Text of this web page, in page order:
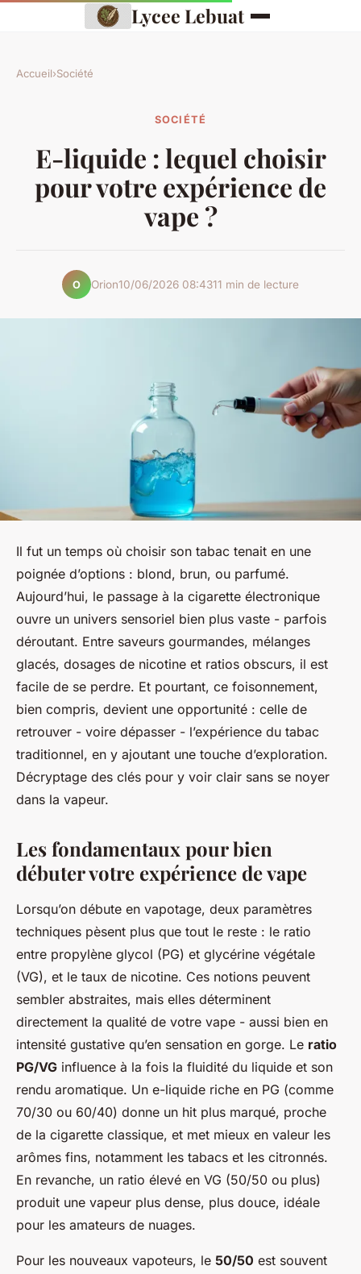
Lycee Lebuat
Accueil›Société
SOCIÉTÉ
E-liquide : lequel choisir
pour votre expérience de
vape ?
O Orion10/06/2026 08:4311 min de lecture
Il fut un temps où choisir son tabac tenait en une
poignée d’options : blond, brun, ou parfumé.
Aujourd’hui, le passage à la cigarette électronique
ouvre un univers sensoriel bien plus vaste - parfois
déroutant. Entre saveurs gourmandes, mélanges
glacés, dosages de nicotine et ratios obscurs, il est
facile de se perdre. Et pourtant, ce foisonnement,
bien compris, devient une opportunité : celle de
retrouver - voire dépasser - l’expérience du tabac
traditionnel, en y ajoutant une touche d’exploration.
Décryptage des clés pour y voir clair sans se noyer
dans la vapeur.
Les fondamentaux pour bien
débuter votre expérience de vape
Lorsqu’on débute en vapotage, deux paramètres
techniques pèsent plus que tout le reste : le ratio
entre propylène glycol (PG) et glycérine végétale
(VG), et le taux de nicotine. Ces notions peuvent
sembler abstraites, mais elles déterminent
directement la qualité de votre vape - aussi bien en
intensité gustative qu’en sensation en gorge. Le ratio
PG/VG influence à la fois la fluidité du liquide et son
rendu aromatique. Un e-liquide riche en PG (comme
70/30 ou 60/40) donne un hit plus marqué, proche
de la cigarette classique, et met mieux en valeur les
arômes fins, notamment les tabacs et les citronnés.
En revanche, un ratio élevé en VG (50/50 ou plus)
produit une vapeur plus dense, plus douce, idéale
pour les amateurs de nuages.
Pour les nouveaux vapoteurs, le 50/50 est souvent